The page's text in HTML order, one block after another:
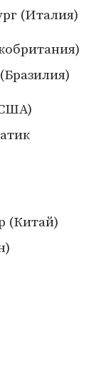
(Италия)
(Китай)